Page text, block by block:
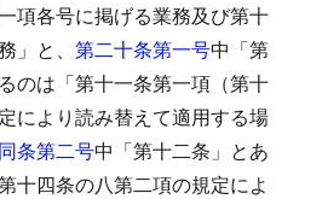
項各号に掲げる業務及び第十
」と、 第二十条第一号中「第
のは「第十一条第一項（第十
により読み替えて適用する場
同条第二号中「第十二条」とあ
十四条の八第二項の規定によ